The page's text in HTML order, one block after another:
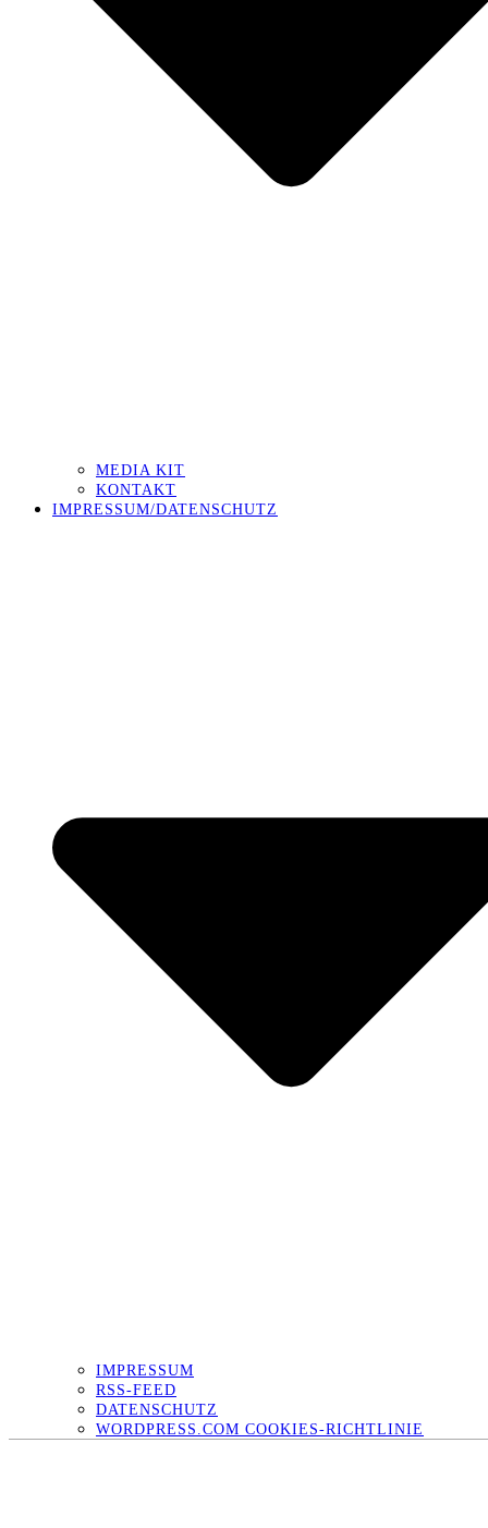
MEDIA KIT
KONTAKT
IMPRESSUM/DATENSCHUTZ
IMPRESSUM
RSS-FEED
DATENSCHUTZ
WORDPRESS.COM COOKIES-RICHTLINIE